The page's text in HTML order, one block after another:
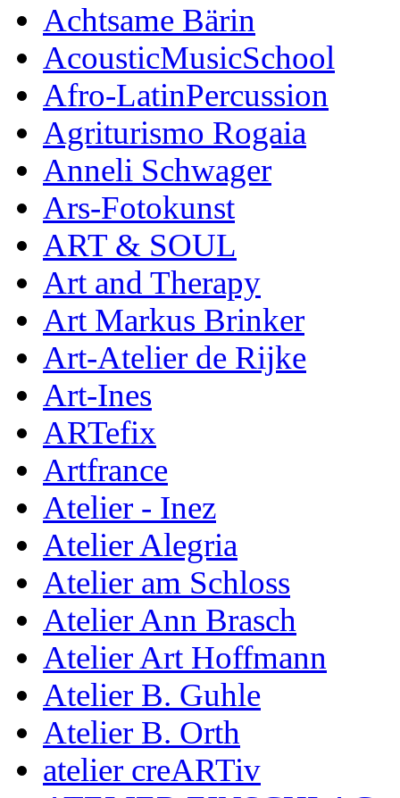
Achtsame Bärin
AcousticMusicSchool
Afro-LatinPercussion
Agriturismo Rogaia
Anneli Schwager
Ars-Fotokunst
ART & SOUL
Art and Therapy
Art Markus Brinker
Art-Atelier de Rijke
Art-Ines
ARTefix
Artfrance
Atelier - Inez
Atelier Alegria
Atelier am Schloss
Atelier Ann Brasch
Atelier Art Hoffmann
Atelier B. Guhle
Atelier B. Orth
atelier creARTiv